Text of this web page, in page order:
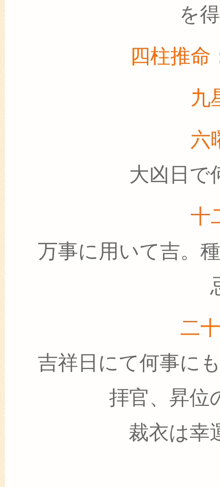
を
四柱推命
九
六
大凶日で
十
万事に用いて吉。
二
吉祥日にて何事に
拝官、昇位
裁衣は幸